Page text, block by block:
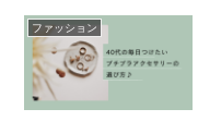
ファッション